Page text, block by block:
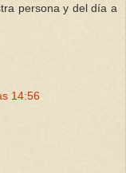
persona y del día a
14:56